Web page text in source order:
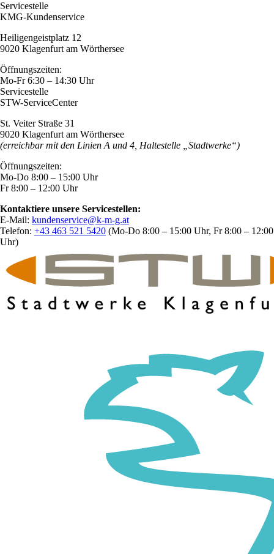
Servicestelle
KMG-Kundenservice
Heiligengeistplatz 12
9020 Klagenfurt am Wörthersee
Öffnungszeiten:
Mo-Fr 6:30 – 14:30 Uhr
Servicestelle
STW-ServiceCenter
St. Veiter Straße 31
9020 Klagenfurt am Wörthersee
(erreichbar mit den Linien A und 4, Haltestelle „Stadtwerke“)
Öffnungszeiten:
Mo-Do 8:00 – 15:00 Uhr
Fr 8:00 – 12:00 Uhr
Kontaktiere unsere Servicestellen:
E-Mail: kundenservice@k-m-g.at
Telefon: +43 463 521 5420 (Mo-Do 8:00 – 15:00 Uhr, Fr 8:00 – 12:00
Uhr)